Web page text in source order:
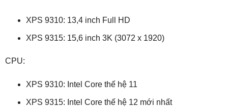
XPS 9310: 13,4 inch Full HD
XPS 9315: 15,6 inch 3K (3072 x 1920)
CPU:
XPS 9310: Intel Core thế hệ 11
XPS 9315: Intel Core thế hệ 12 mới nhất